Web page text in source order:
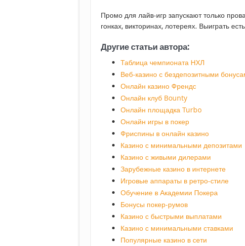
Промо для лайв-игр запускают только
гонках, викторинах, лотереях. Выиграть
Другие статьи автора:
Таблица чемпионата НХЛ
Веб-казино с бездепозитными
Онлайн казино Френдс
Онлайн клуб Bounty
Онлайн площадка Turbo
Онлайн игры в покер
Фриспины в онлайн казино
Казино с минимальными депозитами
Казино с живыми дилерами
Зарубежные казино в интернете
Игровые аппараты в ретро-стиле
Обучение в Академии Покера
Бонусы покер-румов
Казино с быстрыми выплатами
Казино с минимальными ставками
Популярные казино в сети